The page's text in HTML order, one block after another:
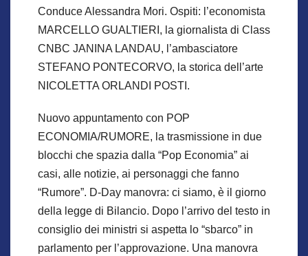
Conduce Alessandra Mori. Ospiti: l’economista
MARCELLO GUALTIERI, la giornalista di Class
CNBC JANINA LANDAU, l’ambasciatore
STEFANO PONTECORVO, la storica dell’arte
NICOLETTA ORLANDI POSTI.
Nuovo appuntamento con POP
ECONOMIA/RUMORE, la trasmissione in due
blocchi che spazia dalla “Pop Economia” ai
casi, alle notizie, ai personaggi che fanno
“Rumore”. D-Day manovra: ci siamo, è il giorno
della legge di Bilancio. Dopo l’arrivo del testo in
consiglio dei ministri si aspetta lo “sbarco” in
parlamento per l’approvazione. Una manovra